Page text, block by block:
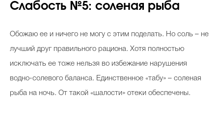
Слабость №5: соленая рыба
Обожаю ее и ничего не могу с этим поделать. Но соль – не
лучший друг правильного рациона. Хотя полностью
исключать ее тоже нельзя во избежание нарушения
водно-солевого баланса. Единственное «табу» – соленая
рыба на ночь. От такой «шалости» отеки обеспечены.